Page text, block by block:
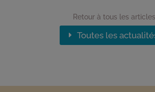
Retour à tous les articles
Toutes les